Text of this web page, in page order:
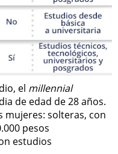
el millennial
de edad de 28 años.
mujeres: solteras, con
pesos
estudios